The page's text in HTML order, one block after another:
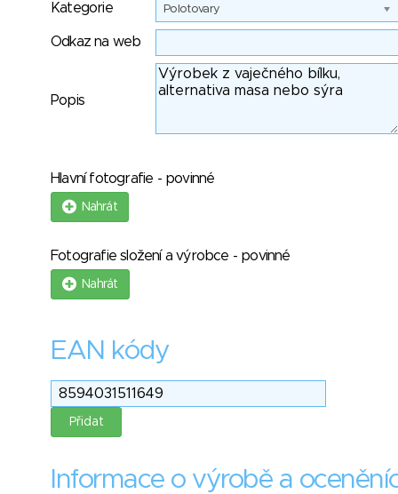
Kategorie Polotovary
Odkaz na web
Popis
Hlavní fotografie - povinné
Nahrát
Fotografie složení a výrobce - povinné
Nahrát
EAN kódy
Informace o výrobě a